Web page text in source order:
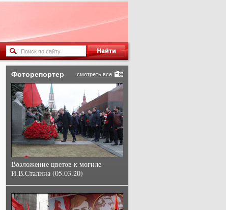
смотреть все
Фоторепортер
Возложение цветов к могиле
И.В.Сталина (05.03.20)